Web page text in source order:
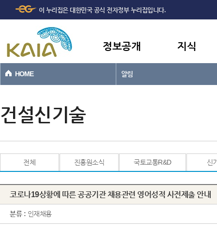
본문바로가기
이 누리집은 대한민국 공식 전자정부 누리집입니다.
정보공개 지식
HOME 알림
건설신기술
전체 진흥원소식 국토교통R&D 신
코로나19상황에 따른 공공기관 채용관련 영어성적 사전제출 안내
분류 : 인재채용